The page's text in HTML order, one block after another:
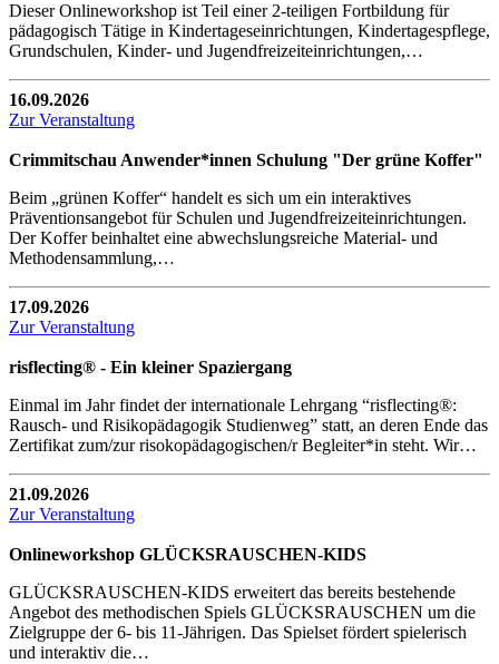
Dieser Onlineworkshop ist Teil einer 2-teiligen Fortbildung für
pädagogisch Tätige in Kindertageseinrichtungen, Kindertagespflege,
Grundschulen, Kinder- und Jugendfreizeiteinrichtungen,…
16.09.2026
Zur Veranstaltung
Crimmitschau Anwender*innen Schulung "Der grüne Koffer"
Beim „grünen Koffer“ handelt es sich um ein interaktives
Präventionsangebot für Schulen und Jugendfreizeiteinrichtungen.
Der Koffer beinhaltet eine abwechslungsreiche Material- und
Methodensammlung,…
17.09.2026
Zur Veranstaltung
risflecting® - Ein kleiner Spaziergang
Einmal im Jahr findet der internationale Lehrgang “risflecting®:
Rausch- und Risikopädagogik Studienweg” statt, an deren Ende das
Zertifikat zum/zur risokopädagogischen/r Begleiter*in steht. Wir…
21.09.2026
Zur Veranstaltung
Onlineworkshop GLÜCKSRAUSCHEN-KIDS
GLÜCKSRAUSCHEN-KIDS erweitert das bereits bestehende
Angebot des methodischen Spiels GLÜCKSRAUSCHEN um die
Zielgruppe der 6- bis 11-Jährigen. Das Spielset fördert spielerisch
und interaktiv die…